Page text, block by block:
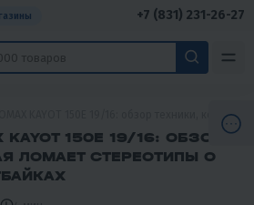
+7 (831) 231-26-27
KAYOT 150E 19/16: обзор техники,
KAYOT 150E 19/16: ОБЗОР
ЛОМАЕТ СТЕРЕОТИПЫ О